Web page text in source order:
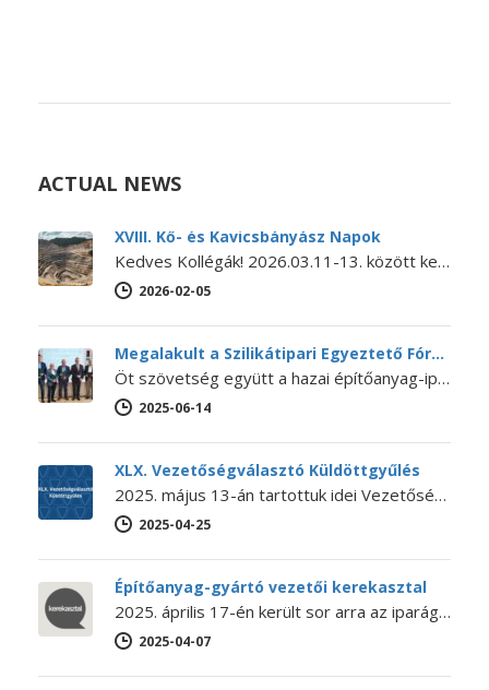
ACTUAL NEWS
XVIII. Kő- és Kavicsbányász Napok
Kedves Kollégák! 2026.03.11-13. között kerül megrendezésre a XVIII. KŐ- ÉS KAVICSBÁNYÁSZ NAPOK KONFERENCIA. A konferencia MEGHÍVÓJA és PROGRAMJA letölthető itt.…
2026-02-05
Megalakult a Szilikátipari Egyeztető Fórum
Öt szövetség együtt a hazai építőanyag-ipar jövőjéért – Megalakult a Szilikátipari Egyeztető Fórum 2025. június 12-én megalakult a Szilikátipari Egyeztető Fórum…
2025-06-14
XLX. Vezetőségválasztó Küldöttgyűlés
2025. május 13-án tartottuk idei Vezetőségválasztó Küldöttgyűlésünket. A XLX. Küldöttgyűlés nyitó előadását Bihari Ádám (a NaturARCH Csoport tulajdonosa és ügyvezetője,…
2025-04-25
Építőanyag-gyártó vezetői kerekasztal
2025. április 17-én került sor arra az iparági kerekasztal-beszélgetésre, amelyet még 2024 októberében kezdeményezett Lánszki Regő építészeti államtitkár, országos főépítész.…
2025-04-07